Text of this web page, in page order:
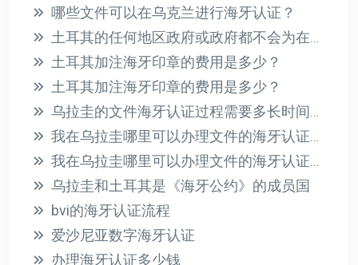
哪些文件可以在乌克兰进行海牙认证？
土耳其的任何地区政府或政府都不会为在国外收到的文件提供海牙认证
土耳其加注海牙印章的费用是多少？
土耳其加注海牙印章的费用是多少？
乌拉圭的文件海牙认证过程需要多长时间？此过程的相关费用是多少？
我在乌拉圭哪里可以办理文件的海牙认证？有哪些必要的要求？
我在乌拉圭哪里可以办理文件的海牙认证？有哪些必要的要求？
乌拉圭和土耳其是《海牙公约》的成员国
bvi的海牙认证流程
爱沙尼亚数字海牙认证
办理海牙认证多少钱